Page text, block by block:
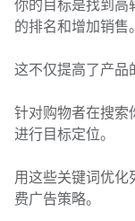
你的目标是找到高
的排名和增加销售。
这不仅提高了产品
针对购物者在搜索
进行目标定位。
用这些关键词优化
费广告策略。